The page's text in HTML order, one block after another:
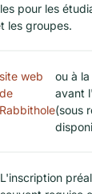
pour les
les groupes.
site web
de
Rabbithole
ou à
avant
(sous
L'inscription